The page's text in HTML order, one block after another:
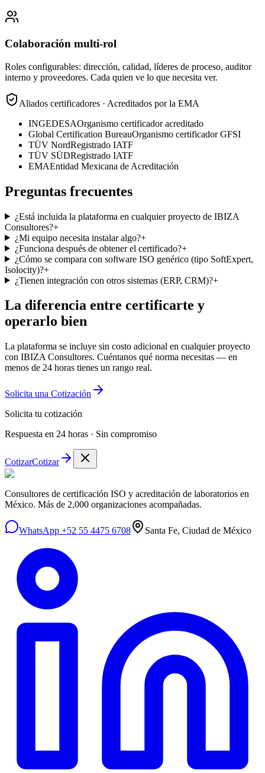
Colaboración multi-rol
Roles configurables: dirección, calidad, líderes de proceso, auditor
interno y proveedores. Cada quien ve lo que necesita ver.
Aliados certificadores · Acreditados por la EMA
INGEDESAOrganismo certificador acreditado
Global Certification BureauOrganismo certificador GFSI
TÜV NordRegistrado IATF
TÜV SÜDRegistrado IATF
EMAEntidad Mexicana de Acreditación
Preguntas frecuentes
¿Está incluida la plataforma en cualquier proyecto de IBIZA
Consultores?+
¿Mi equipo necesita instalar algo?+
¿Funciona después de obtener el certificado?+
¿Cómo se compara con software ISO genérico (tipo SoftExpert,
Isolocity)?+
¿Tienen integración con otros sistemas (ERP, CRM)?+
La diferencia entre certificarte y
operarlo bien
La plataforma se incluye sin costo adicional en cualquier proyecto
con IBIZA Consultores. Cuéntanos qué norma necesitas — en
menos de 24 horas tienes un rango real.
Solicita una Cotización
Solicita tu cotización
Respuesta en 24 horas · Sin compromiso
CotizarCotizar
Consultores de certificación ISO y acreditación de laboratorios en
México. Más de 2,000 organizaciones acompañadas.
WhatsApp +52 55 4475 6708 Santa Fe, Ciudad de México